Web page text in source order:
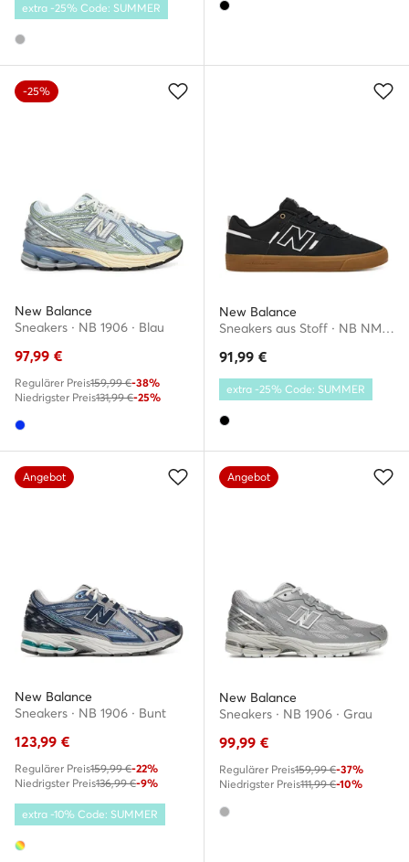
extra -25% Code: SUMMER
-25%
New Balance
Sneakers · NB 1906 · Blau
97,99 €
Regulärer Preis159,99 €-38%
Niedrigster Preis131,99 €-25%
New Balance
Sneakers aus Stoff · NB NM306 · Schwarz
91,99 €
extra -25% Code: SUMMER
Angebot
New Balance
Sneakers · NB 1906 · Bunt
123,99 €
Regulärer Preis159,99 €-22%
Niedrigster Preis136,99 €-9%
extra -10% Code: SUMMER
Angebot
New Balance
Sneakers · NB 1906 · Grau
99,99 €
Regulärer Preis159,99 €-37%
Niedrigster Preis111,99 €-10%